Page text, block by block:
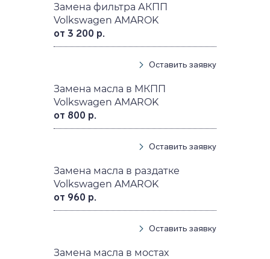
Замена фильтра АКПП
Volkswagen AMAROK
от 3 200 р.
Оставить заявку
Замена масла в МКПП
Volkswagen AMAROK
от 800 р.
Оставить заявку
Замена масла в раздатке
Volkswagen AMAROK
от 960 р.
Оставить заявку
Замена масла в мостах